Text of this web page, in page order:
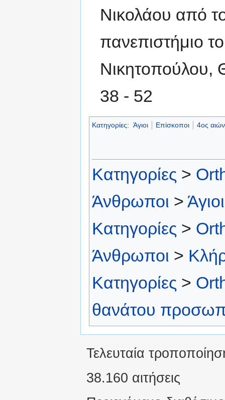
Νικολάου από
πανεπιστήμιο
Νικητοπούλου,
38 - 52
Κατηγορίες: Άγιοι Επίσκοποι 4ος
Κατηγορίες >
Άνθρωποι > Άγιοι
Κατηγορίες >
Άνθρωποι >
Κατηγορίες >
θανάτου
Τελευταία
38.160 αιτήσεις